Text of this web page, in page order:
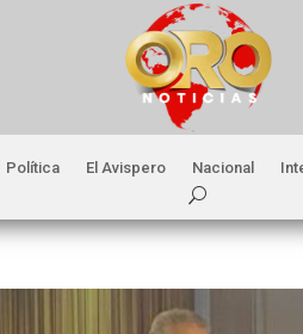
Política El Avispero Nacional